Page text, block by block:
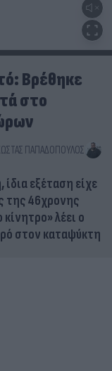
Βρέθηκε
στο
ΠΑΠΑΔΌΠΟΥΛΟΣ
εξέταση είχε
της 46χρονης
λέει ο
στον καταψύκτη